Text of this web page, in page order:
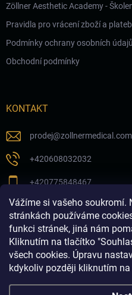
Vážíme si vašeho soukromí.
stránkách používáme
funkci stránek, jiná nám
Kliknutím na tlačítko
všech cookies. Úpravu
kdykoliv později kliknutím
Zöllner Aesthetic Academy -
Pravidla pro vrácení zboží a plateb
Podmínky ochrany osobních údajů
Obchodní podmínky
KONTAKT
prodej@zollnermedical.com
+420608032032
+420775848467
Sledujte nás na našem FB
zollnermedical_eu